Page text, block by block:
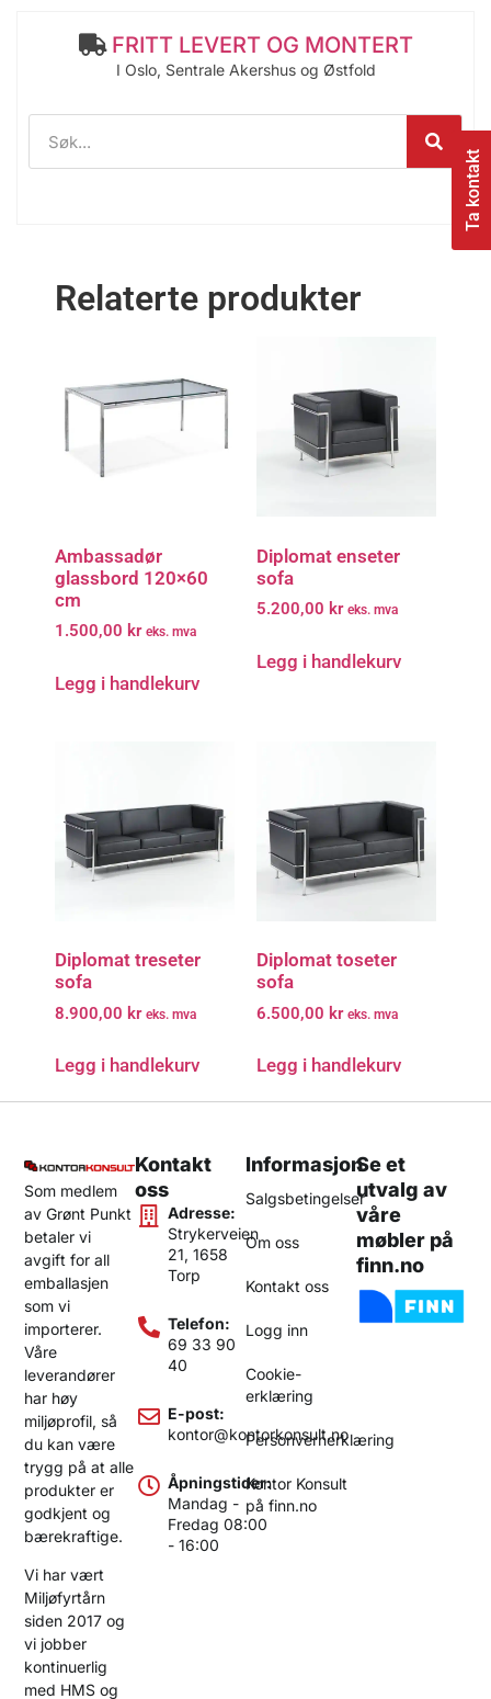
Ta kontakt
FRITT LEVERT OG MONTERT
I Oslo, Sentrale Akershus og Østfold
Relaterte produkter
Ambassadør
glassbord 120×60
cm
1.500,00 kr eks. mva
Legg i handlekurv
Diplomat enseter
sofa
5.200,00 kr eks. mva
Legg i handlekurv
Diplomat treseter
sofa
8.900,00 kr eks. mva
Legg i handlekurv
Diplomat toseter
sofa
6.500,00 kr eks. mva
Legg i handlekurv
Som medlem
av Grønt Punkt
betaler vi
avgift for all
emballasjen
som vi
importerer.
Våre
leverandører
har høy
miljøprofil, så
du kan være
trygg på at alle
produkter er
godkjent og
bærekraftige.
Vi har vært
Miljøfyrtårn
siden 2017 og
vi jobber
kontinuerlig
med HMS og
Kontakt
oss
Adresse:
Strykerveien
21, 1658
Torp
Telefon:
69 33 90
40
E-post:
kontor@kontorkonsult.no
Åpningstider:
Mandag -
Fredag 08:00
- 16:00
Informasjon
Salgsbetingelser
Om oss
Kontakt oss
Logg inn
Cookie-
erklæring
Personvernerklæring
Kontor Konsult
på finn.no
Se et
utvalg av
våre
møbler på
finn.no